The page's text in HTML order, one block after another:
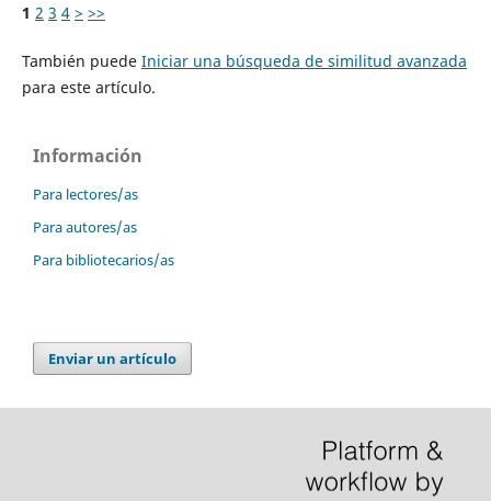
1 2 3 4 > >>
También puede Iniciar una búsqueda de similitud avanzada
para este artículo.
Información
Para lectores/as
Para autores/as
Para bibliotecarios/as
Enviar un artículo